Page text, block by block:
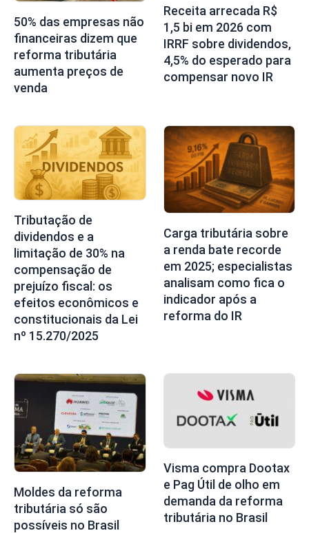
50% das empresas não
financeiras dizem que
reforma tributária
aumenta preços de
venda
Receita arrecada R$
1,5 bi em 2026 com
IRRF sobre dividendos,
4,5% do esperado para
compensar novo IR
Tributação de
dividendos e a
limitação de 30% na
compensação de
prejuízo fiscal: os
efeitos econômicos e
constitucionais da Lei
nº 15.270/2025
Carga tributária sobre
a renda bate recorde
em 2025; especialistas
analisam como fica o
indicador após a
reforma do IR
Moldes da reforma
tributária só são
possíveis no Brasil
Visma compra Dootax
e Pag Útil de olho em
demanda da reforma
tributária no Brasil